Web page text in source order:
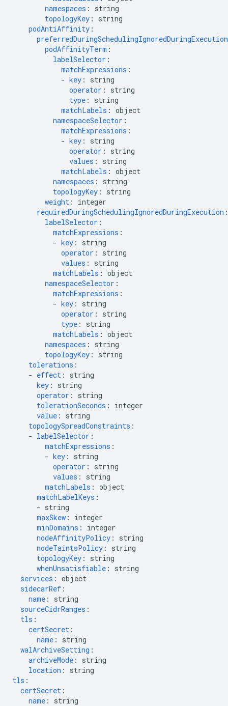
namespaces :
string
topologyKey :
string
podAntiAffinity :
preferredDuringSchedulingIgnoredDuringExecution
podAffinityTerm :
labelSelector :
matchExpressions :
- key :
string
operator :
string
type :
string
matchLabels : object
namespaceSelector :
matchExpressions :
- key :
string
operator :
string
values :
string
matchLabels : object
namespaces :
string
topologyKey :
string
weight :
integer
requiredDuringSchedulingIgnoredDuringExecution :
labelSelector :
matchExpressions :
- key :
string
operator :
string
values :
string
matchLabels : object
namespaceSelector :
matchExpressions :
- key :
string
operator :
string
type :
string
matchLabels : object
namespaces :
string
topologyKey :
string
tolerations :
- effect :
string
key :
string
operator :
string
tolerationSeconds :
integer
value :
string
topologySpreadConstraints :
- labelSelector :
matchExpressions :
- key :
string
operator :
string
values :
string
matchLabels : object
matchLabelKeys :
- string
maxSkew :
integer
minDomains :
integer
nodeAffinityPolicy :
string
nodeTaintsPolicy :
string
topologyKey :
string
whenUnsatisfiable :
string
services : object
sidecarRef :
name :
string
sourceCidrRanges :
tls :
certSecret :
name :
string
walArchiveSetting :
archiveMode :
string
location :
string
tls :
certSecret :
name : string